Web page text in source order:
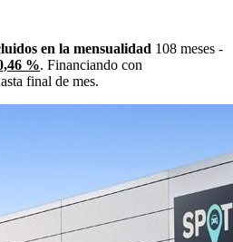
en la mensualidad 108 meses -
%. Financiando con
final de mes.